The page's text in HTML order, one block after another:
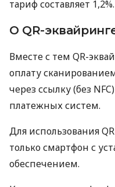
тариф составляет 1,2%.
О QR-
Вместе с тем QR-
оплату
через ссылку (без
платежных систем.
Для использования
только смартфон с
обеспечением.